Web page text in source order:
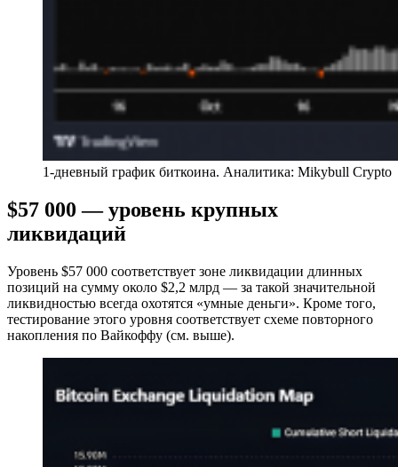
1-дневный график биткоина. Аналитика: Mikybull Crypto
$57 000 — уровень крупных
ликвидаций
Уровень $57 000 соответствует зоне ликвидации длинных
позиций на сумму около $2,2 млрд — за такой значительной
ликвидностью всегда охотятся «умные деньги». Кроме того,
тестирование этого уровня соответствует схеме повторного
накопления по Вайкоффу (см. выше).